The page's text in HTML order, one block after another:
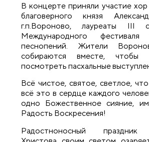
В концерте приняли участие хор
благоверного князя
г.п.Вороново, лауреаты III
Международного фестиваля
песнопений. Жители
собираются вместе, чтобы
посмотреть пасхальные
Всё чистое, святое, светлое,
всё это в сердце каждого
одно Божественное сияние,
Радость Воскресения!
Радостноносный праздник